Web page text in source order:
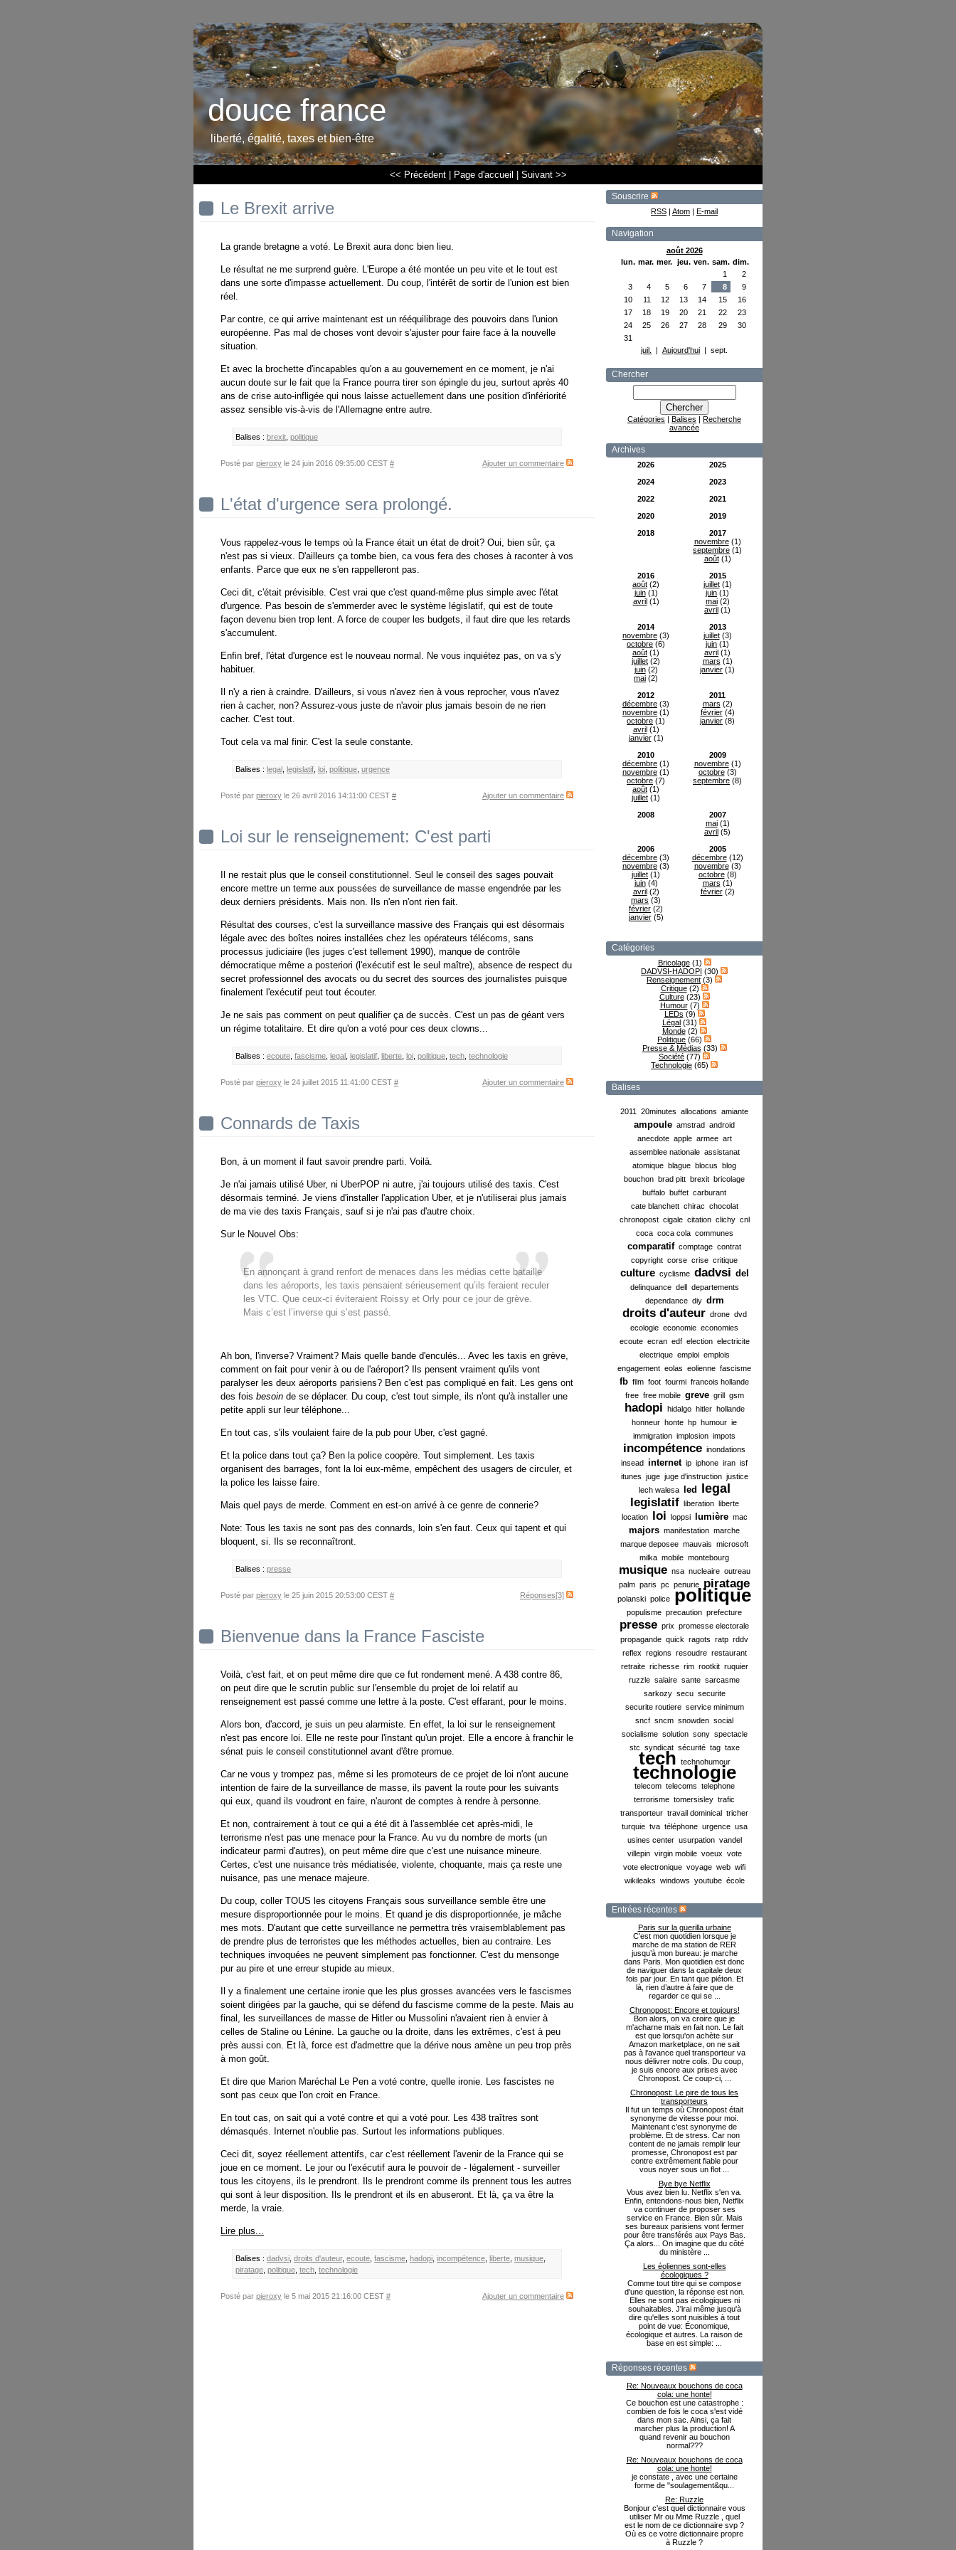
douce france
liberté, égalité, taxes et bien-être
<< Précédent| Page d'accueil Suivant >>
Souscrire
RSS | Atom | E-mail
Navigation
août 2026
lun. mar. mer. jeu. ven. sam. dim.
1
2
3
4 5 6 7 8
9
10
11 12 13 14 15
16
17
18 19 20 21 22
23
24
25 26 27 28 29
30
31
juil.
| Aujourd'hui | sept.
Chercher
Catégories | Balises | Recherche
avancée
Archives
2026
2025
2024
2023
2022
2021
2020
2019
2018
2017
novembre(1)
septembre (1)
août(1)
2016
août (2)
juin(1)
avril(1)
2015
juillet(1)
juin (1)
mai(2)
avril (1)
2014
novembre (3)
octobre (6)
août (1)
juillet (2)
juin(2)
mai (2)
2013
juillet(3)
juin (1)
avril (1)
mars (1)
janvier (1)
2012
décembre (3)
novembre (1)
octobre (1)
avril(1)
janvier(1)
2011
mars (2)
février(4)
janvier (8)
2010
décembre (1)
novembre (1)
octobre (7)
août (1)
juillet (1)
2009
novembre(1)
octobre(3)
septembre (8)
2008
2007
mai(1)
avril (5)
2006
décembre (3)
novembre (3)
juillet (1)
juin(4)
avril(2)
mars (3)
février (2)
janvier(5)
2005
décembre(12)
novembre(3)
octobre(8)
mars (1)
février(2)
Catégories
Bricolage(1)
DADVSI-HADOPI (30)
Renseignement (3)
Critique(2)
Culture(23)
Humour(7)
LEDs (9)
Légal (31)
Monde(2)
Politique (66)
Presse & Médias (33)
Société (77)
Technologie (65)
Balises
2011 20minutes allocations amiante
ampoule amstrad android
anecdote apple armee art
assemblee nationale assistanat
atomique blague blocus blog
bouchon brad pitt brexit bricolage
buffalo buffet carburant
cate blanchett chirac chocolat
chronopost cigale citation clichy cnl
coca coca cola communes
comparatif comptage contrat
copyright corse crise critique
culture cyclisme dadvsi del
delinquance dell departements
dependance diy drm
droits d'auteur drone dvd
ecologie economie economies
ecoute ecran edf election electricite
electrique emploi emplois
engagement eolas eolienne fascisme
fb film foot fourmi francois hollande
free free mobile greve grill gsm
hadopi hidalgo hitler hollande
honneur honte hp humour ie
immigration implosion impots
incompétence inondations
insead internet ip iphone iran isf
itunes juge juge d'instruction justice
lech walesa
led legal
legislatif liberation liberte
location
loi loppsi lumière mac
majors manifestation marche
marque deposee mauvais microsoft
milka mobile montebourg
musique nsa nucleaire outreau
palm paris pc penurie piratage
polanski police politique
populisme precaution prefecture
presse prix promesse electorale
propagande quick ragots ratp rddv
reflex regions resoudre restaurant
retraite richesse rim rootkit ruquier
ruzzle salaire sante sarcasme
sarkozy secu securite
securite routiere service minimum
sncf sncm snowden social
socialisme solution sony spectacle
stc syndicat sécurité tag taxe
tech technohumour
technologie
telecom telecoms telephone
terrorisme tomersisley trafic
transporteur travail dominical tricher
turquie tva téléphone urgence usa
usines center usurpation vandel
villepin virgin mobile voeux vote
vote electronique voyage web wifi
wikileaks windows youtube école
Entrées récentes
Paris sur la guerilla urbaine
C’est mon quotidien lorsque je
marche de ma station de RER
jusqu’à mon bureau: je marche
dans Paris. Mon quotidien est donc
de naviguer dans la capitale deux
fois par jour. En tant que piéton. Et
là, rien d’autre à faire que de
regarder ce qui se ...
Chronopost: Encore et toujours!
Bon alors, on va croire que je
m'acharne mais en fait non. Le fait
est que lorsqu'on achète sur
Amazon marketplace, on ne sait
pas à l'avance quel transporteur va
nous délivrer notre colis. Du coup,
je suis encore aux prises avec
Chronopost. Ce coup-ci, ...
Chronopost: Le pire de tous les
transporteurs
Il fut un temps où Chronopost était
synonyme de vitesse pour moi.
Maintenant c'est synonyme de
problème. Et de stress. Car non
content de ne jamais remplir leur
promesse, Chronopost est par
contre extrêmement fiable pour
vous noyer sous un flot ...
Bye bye Netflix
Vous avez bien lu. Netflix s'en va.
Enfin, entendons-nous bien, Netflix
va continuer de proposer ses
service en France. Bien sûr. Mais
ses bureaux parisiens vont fermer
pour être transférés aux Pays Bas.
Ça alors... On imagine que du côté
du ministère ...
Les éoliennes sont-elles
écologiques ?
Comme tout titre qui se compose
d'une question, la réponse est non.
Elles ne sont pas écologiques ni
souhaitables. J'irai même jusqu'à
dire qu'elles sont nuisibles à tout
point de vue: Économique,
écologique et autres. La raison de
base en est simple: ...
Réponses récentes
Re: Nouveaux bouchons de coca
cola: une honte!
Ce bouchon est une catastrophe :
combien de fois le coca s'est vidé
dans mon sac. Ainsi, ça fait
marcher plus la production! A
quand revenir au bouchon
normal???
Re: Nouveaux bouchons de coca
cola: une honte!
je constate , avec une certaine
forme de "soulagement&qu...
Re: Ruzzle
Bonjour c'est quel dictionnaire vous
utiliser Mr ou Mme Ruzzle , quel
est le nom de ce dictionnaire svp ?
Où es ce votre dictionnaire propre
à Ruzzle ?
Le Brexit arrive
La grande bretagne a voté. Le Brexit aura donc bien lieu.
Le résultat ne me surprend guère. L'Europe a été montée un peu vite et le tout est
dans une sorte d'impasse actuellement. Du coup, l'intérêt de sortir de l'union est bien
réel.
Par contre, ce qui arrive maintenant est un rééquilibrage des pouvoirs dans l'union
européenne. Pas mal de choses vont devoir s'ajuster pour faire face à la nouvelle
situation.
Et avec la brochette d'incapables qu'on a au gouvernement en ce moment, je n'ai
aucun doute sur le fait que la France pourra tirer son épingle du jeu, surtout après 40
ans de crise auto-infligée qui nous laisse actuellement dans une position d'infériorité
assez sensible vis-à-vis de l'Allemagne entre autre.
Balises : brexit politique
Ajouter un commentaire
Posté par pieroxy le 24 juin 2016 09:35:00 CEST #
L'état d'urgence sera prolongé.
Vous rappelez-vous le temps où la France était un état de droit? Oui, bien sûr, ça
n'est pas si vieux. D'ailleurs ça tombe bien, ca vous fera des choses à raconter à vos
enfants. Parce que eux ne s'en rappelleront pas.
Ceci dit, c'était prévisible. C'est vrai que c'est quand-même plus simple avec l'état
d'urgence. Pas besoin de s'emmerder avec le système législatif, qui est de toute
façon devenu bien trop lent. A force de couper les budgets, il faut dire que les retards
s'accumulent.
Enfin bref, l'état d'urgence est le nouveau normal. Ne vous inquiétez pas, on va s'y
habituer.
Il n'y a rien à craindre. D'ailleurs, si vous n'avez rien à vous reprocher, vous n'avez
rien à cacher, non? Assurez-vous juste de n'avoir plus jamais besoin de ne rien
cacher. C'est tout.
Tout cela va mal finir. C'est la seule constante.
Balises : legal legislatif loi politique urgence
Ajouter un commentaire
Posté par pieroxy le 26 avril 2016 14:11:00 CEST #
Loi sur le renseignement: C'est parti
Il ne restait plus que le conseil constitutionnel. Seul le conseil des sages pouvait
encore mettre un terme aux poussées de surveillance de masse engendrée par les
deux derniers présidents. Mais non. Ils n'en n'ont rien fait.
Résultat des courses, c'est la surveillance massive des Français qui est désormais
légale avec des boîtes noires installées chez les opérateurs télécoms, sans
processus judiciaire (les juges c'est tellement 1990), manque de contrôle
démocratique même a posteriori (l'exécutif est le seul maître), absence de respect du
secret professionnel des avocats ou du secret des sources des journalistes puisque
finalement l'exécutif peut tout écouter.
Je ne sais pas comment on peut qualifier ça de succès. C'est un pas de géant vers
un régime totalitaire. Et dire qu'on a voté pour ces deux clowns...
Balises : ecoute fascisme legal legislatif liberte loi politique tech technologie
Ajouter un commentaire
Posté par pieroxy le 24 juillet 2015 11:41:00 CEST #
Connards de Taxis
Bon, à un moment il faut savoir prendre parti. Voilà.
Je n'ai jamais utilisé Uber, ni UberPOP ni autre, j'ai toujours utilisé des taxis. C'est
désormais terminé. Je viens d'installer l'application Uber, et je n'utiliserai plus jamais
de ma vie des taxis Français, sauf si je n'ai pas d'autre choix.
Sur le Nouvel Obs:
En annonçant à grand renfort de menaces dans les médias cette bataille
dans les aéroports, les taxis pensaient sérieusement qu’ils feraient reculer
les VTC. Que ceux-ci éviteraient Roissy et Orly pour ce jour de grève.
Mais c’est l’inverse qui s’est passé.
Ah bon, l'inverse? Vraiment? Mais quelle bande d'enculés... Avec les taxis en grève,
comment on fait pour venir à ou de l'aéroport? Ils pensent vraiment qu'ils vont
paralyser les deux aéroports parisiens? Ben c'est pas compliqué en fait. Les gens ont
des fois besoin de se déplacer. Du coup, c'est tout simple, ils n'ont qu'à installer une
petite appli sur leur téléphone...
En tout cas, s'ils voulaient faire de la pub pour Uber, c'est gagné.
Et la police dans tout ça? Ben la police coopère. Tout simplement. Les taxis
organisent des barrages, font la loi eux-même, empêchent des usagers de circuler, et
la police les laisse faire.
Mais quel pays de merde. Comment en est-on arrivé à ce genre de connerie?
Note: Tous les taxis ne sont pas des connards, loin s'en faut. Ceux qui tapent et qui
bloquent, si. Ils se reconnaîtront.
Balises : presse
Réponses[3]
Posté par pieroxy le 25 juin 2015 20:53:00 CEST #
Bienvenue dans la France Fasciste
Voilà, c'est fait, et on peut même dire que ce fut rondement mené. A 438 contre 86,
on peut dire que le scrutin public sur l'ensemble du projet de loi relatif au
renseignement est passé comme une lettre à la poste. C'est effarant, pour le moins.
Alors bon, d'accord, je suis un peu alarmiste. En effet, la loi sur le renseignement
n'est pas encore loi. Elle ne reste pour l'instant qu'un projet. Elle a encore à franchir le
sénat puis le conseil constitutionnel avant d'être promue.
Car ne vous y trompez pas, même si les promoteurs de ce projet de loi n'ont aucune
intention de faire de la surveillance de masse, ils pavent la route pour les suivants
qui eux, quand ils voudront en faire, n'auront de comptes à rendre à personne.
Et non, contrairement à tout ce qui a été dit à l'assemblée cet après-midi, le
terrorisme n'est pas une menace pour la France. Au vu du nombre de morts (un
indicateur parmi d'autres), on peut même dire que c'est une nuisance mineure.
Certes, c'est une nuisance très médiatisée, violente, choquante, mais ça reste une
nuisance, pas une menace majeure.
Du coup, coller TOUS les citoyens Français sous surveillance semble être une
mesure disproportionnée pour le moins. Et quand je dis disproportionnée, je mâche
mes mots. D'autant que cette surveillance ne permettra très vraisemblablement pas
de prendre plus de terroristes que les méthodes actuelles, bien au contraire. Les
techniques invoquées ne peuvent simplement pas fonctionner. C'est du mensonge
pur au pire et une erreur stupide au mieux.
Il y a finalement une certaine ironie que les plus grosses avancées vers le fascismes
soient dirigées par la gauche, qui se défend du fascisme comme de la peste. Mais au
final, les surveillances de masse de Hitler ou Mussolini n'avaient rien à envier à
celles de Staline ou Lénine. La gauche ou la droite, dans les extrêmes, c'est à peu
près aussi con. Et là, force est d'admettre que la dérive nous amène un peu trop près
à mon goût.
Et dire que Marion Maréchal Le Pen a voté contre, quelle ironie. Les fascistes ne
sont pas ceux que l'on croit en France.
En tout cas, on sait qui a voté contre et qui a voté pour. Les 438 traîtres sont
démasqués. Internet n'oublie pas. Surtout les informations publiques.
Ceci dit, soyez réellement attentifs, car c'est réellement l'avenir de la France qui se
joue en ce moment. Le jour ou l'exécutif aura le pouvoir de - légalement - surveiller
tous les citoyens, ils le prendront. Ils le prendront comme ils prennent tous les autres
qui sont à leur disposition. Ils le prendront et ils en abuseront. Et là, ça va être la
merde, la vraie.
Lire plus...
Balises : dadvsi droits d'auteur, ecoute fascisme hadopi incompétence liberte musique
piratage politique tech technologie
Ajouter un commentaire
Posté par pieroxy le 5 mai 2015 21:16:00 CEST #